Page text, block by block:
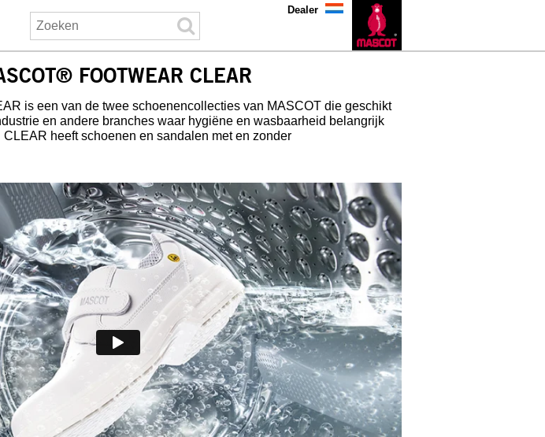
Dealer
FOOTWEAR CLEAR
is een van de twee schoenencollecties van MASCOT die geschikt
en andere branches waar hygiëne en wasbaarheid belangrijk
heeft schoenen en sandalen met en zonder